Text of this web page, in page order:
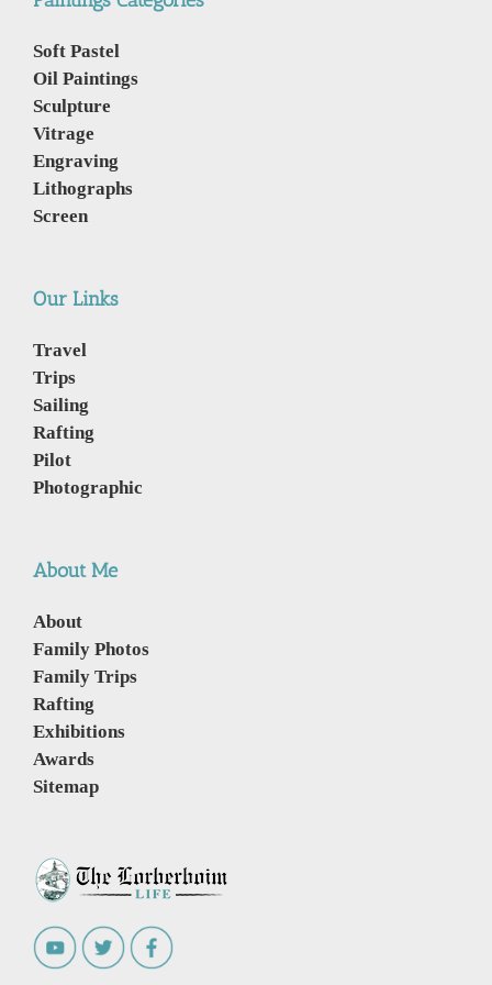
Soft Pastel
Oil Paintings
Sculpture
Vitrage
Engraving
Lithographs
Screen
Our Links
Travel
Trips
Sailing
Rafting
Pilot
Photographic
About Me
About
Family Photos
Family Trips
Rafting
Exhibitions
Awards
Sitemap